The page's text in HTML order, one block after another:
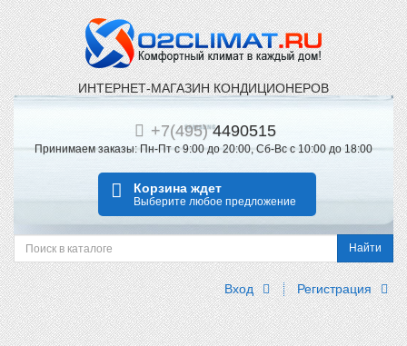
ИНТЕРНЕТ-МАГАЗИН КОНДИЦИОНЕРОВ
+7(495) 4490515
Принимаем заказы: Пн-Пт с 9:00 до 20:00, Сб-Вс с 10:00 до 18:00
Корзина ждет
Выберите любое предложение
Найти
Вход Регистрация